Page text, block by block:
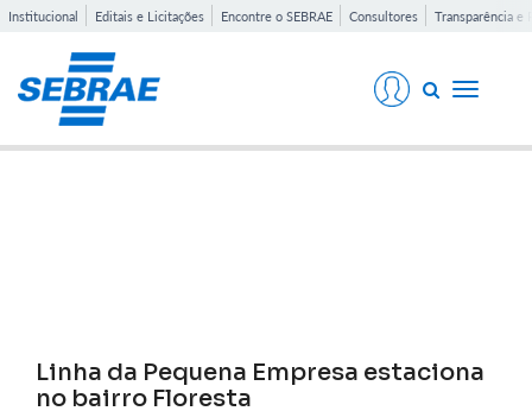
Institucional Editais e Licitações Encontre o SEBRAE Consultores Transparência e
Toggle
Linha da Pequena Empresa estaciona
no bairro Floresta